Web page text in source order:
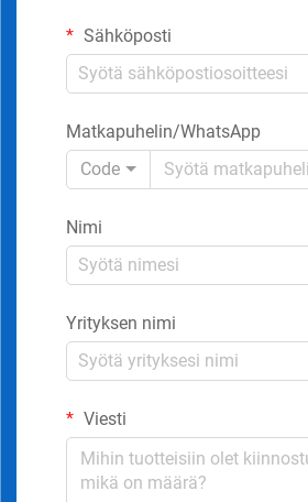
Sähköposti
Matkapuhelin/WhatsApp
Code
Nimi
Yrityksen nimi
Viesti